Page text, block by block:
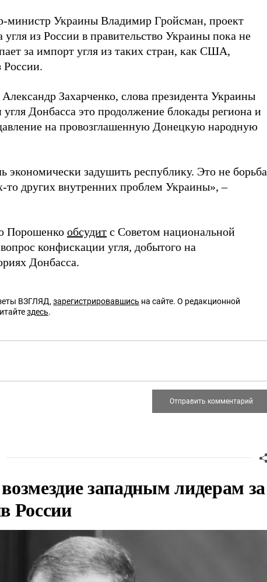
министр Украины Владимир Гройсман, проект
из России в правительство Украины пока не
за импорт угля из таких стран, как США,
России.
Захарченко, слова президента Украины
Донбасса это продолжение блокады региона и
на провозглашенную Донецкую народную
экономически задушить республику. Это не борьба
то других внутренних проблем Украины», –
Порошенко обсудит с Советом национальной
конфискации угля, добытого на
Донбасса.
ВЗГЛЯД, зарегистрировавшись на сайте. О редакционной
здесь.
западным лидерам за
России